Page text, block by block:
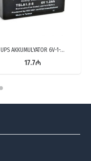
UPS AKKUMULYATOR 6V-1-…
17.7₼